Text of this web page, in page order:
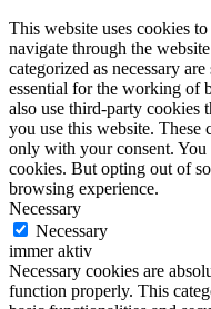
This website uses cookies
navigate through the
categorized as necessary
essential for the working of
also use third-party cookies
you use this website.
only with your consent. You
cookies. But opting out of
browsing experience.
Necessary
Necessary
immer aktiv
Necessary cookies are
function properly. This